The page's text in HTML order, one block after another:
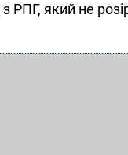
РПГ, який не